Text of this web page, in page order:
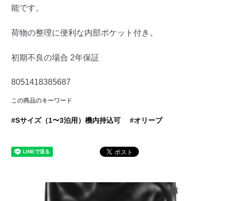
能です。
荷物の整理に便利な内部ポケット付き。
初期不良の場合 2年保証
8051418385687
この商品のキーワード
Sサイズ（1〜3泊用）機内持込可 オリーブ